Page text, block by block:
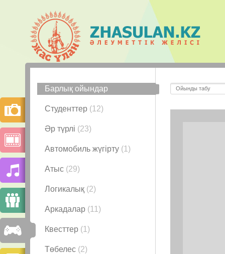
Барлық ойындар
Студенттер (12)
Әр түрлі (23)
Автомобиль жүгірту (1)
Атыс (29)
Логикалық (2)
Аркадалар (11)
Квесттер (1)
Төбелес (2)